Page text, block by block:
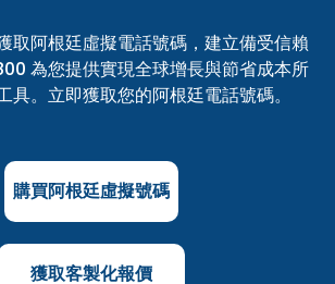
取阿根廷虛擬電話號碼，建立備受信賴
為您提供實現全球增長與節省成本所
具。立即獲取您的阿根廷電話號碼。
購買阿根廷虛擬號碼
獲取客製化報價